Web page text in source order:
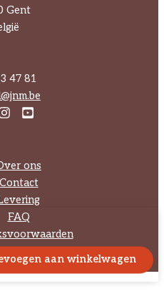
Gent
47 81
ons
Contact
FAQ
aan winkelwagen